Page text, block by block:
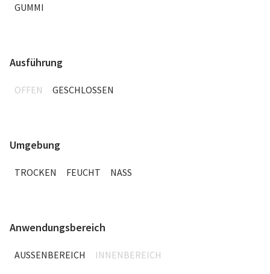
GUMMI
Ausführung
OFFEN GESCHLOSSEN
Umgebung
TROCKEN FEUCHT NASS
Anwendungsbereich
AUSSENBEREICH INNENBEREICH